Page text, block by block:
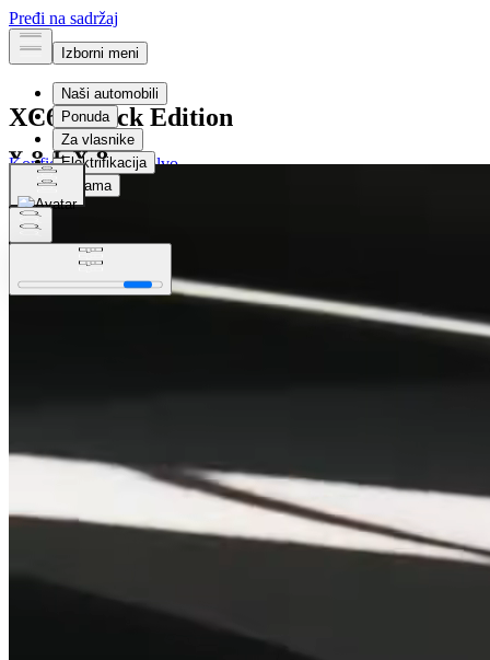
XC60 Black Edition
Konfigurišite svoj Volvo
Konfigurišite svoj Volvo